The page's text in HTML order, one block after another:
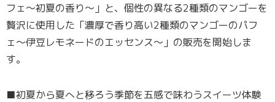
フェ〜初夏の香り〜」と、個性の異なる2種類のマンゴーを
贅沢に使用した「濃厚で香り高い2種類のマンゴーのパフ
ェ〜伊豆レモネードのエッセンス〜」の販売を開始しま
す。
■初夏から夏へと移ろう季節を五感で味わうスイーツ体験